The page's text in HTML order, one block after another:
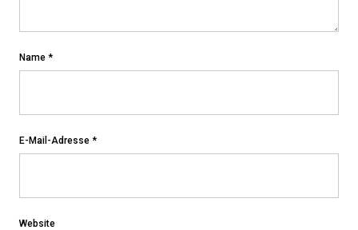
Name *
E-Mail-Adresse *
Website